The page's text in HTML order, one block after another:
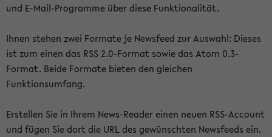
und E-Mail-Programme über diese Funktionalität.
Ihnen stehen zwei Formate je Newsfeed zur Auswahl: Dieses
ist zum einen das RSS 2.0-Format sowie das Atom 0.3-
Format. Beide Formate bieten den gleichen
Funktionsumfang.
Erstellen Sie in Ihrem News-Reader einen neuen RSS-Account
und fügen Sie dort die URL des gewünschten Newsfeeds ein.